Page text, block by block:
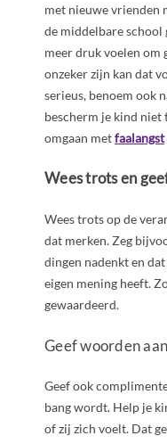
met nieuwe vrienden
de middelbare school
meer druk voelen om
onzeker zijn kan dat
serieus, benoem ook
bescherm je kind niet
omgaan metfaalangst
Wees trots en
Wees trots op de
dat merken. Zeg
dingen nadenkt en
eigen mening heeft.
gewaardeerd.
Geef woorden
Geef ook
bang wordt. Help je
of zij zich voelt. Dat